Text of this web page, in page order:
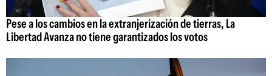
Pese a los cambios en la extranjerización de tierras, La
Libertad Avanza no tiene garantizados los votos